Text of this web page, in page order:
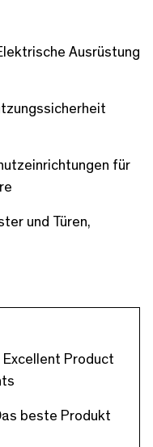
Ausrüstung
für
und Türen,
Excellent Product
beste Produkt